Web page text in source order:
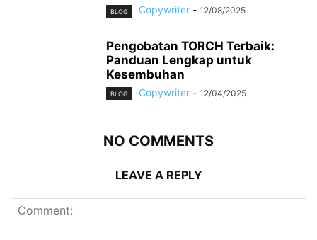
BLOG Copywriter - 12/08/2025
Pengobatan TORCH Terbaik:
Panduan Lengkap untuk
Kesembuhan
BLOG Copywriter - 12/04/2025
NO COMMENTS
LEAVE A REPLY